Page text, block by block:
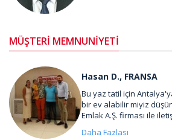
MÜŞTERİ MEMNUNİYETİ
Hasan D., FRANSA
Bu yaz tatil için
bir ev alabilir miyiz
Emlak A.Ş. firması ile
Daha Fazlası